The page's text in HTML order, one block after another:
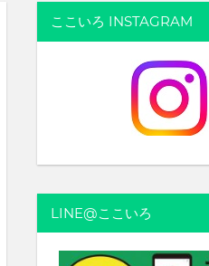
ここいろ INSTAGRAM
LINE@ここいろ